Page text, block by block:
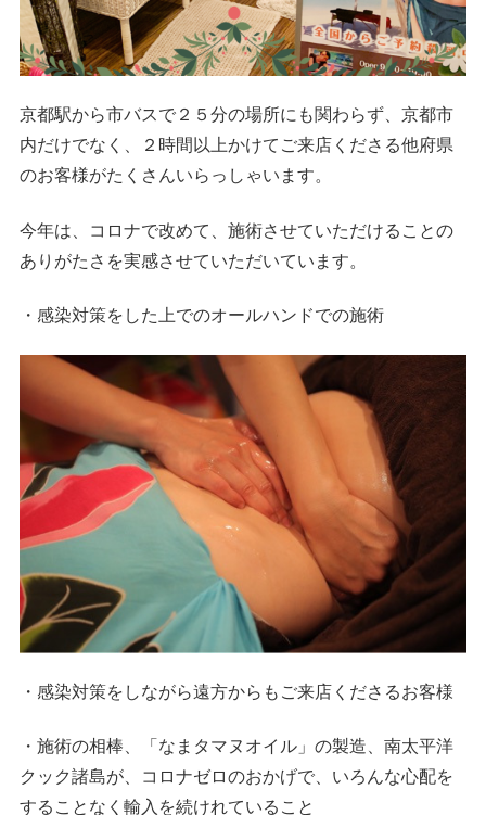
京都駅から市バスで２５分の場所にも関わらず、京都市
内だけでなく、２時間以上かけてご来店くださる他府県
のお客様がたくさんいらっしゃいます。
今年は、コロナで改めて、施術させていただけることの
ありがたさを実感させていただいています。
・感染対策をした上でのオールハンドでの施術
・感染対策をしながら遠方からもご来店くださるお客様
・施術の相棒、「なまタマヌオイル」の製造、南太平洋
クック諸島が、コロナゼロのおかげで、いろんな心配を
することなく輸入を続けれていること